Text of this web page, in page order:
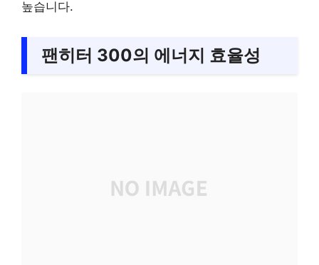
높습니다.
팬히터 300의 에너지 효율성